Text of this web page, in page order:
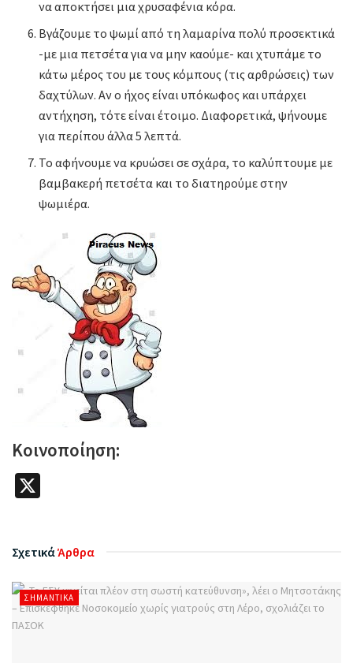
να αποκτήσει μια χρυσαφένια κόρα.
Βγάζουμε το ψωμί από τη λαμαρίνα πολύ προσεκτικά
-με μια πετσέτα για να μην καούμε- και χτυπάμε το
κάτω μέρος του με τους κόμπους (τις αρθρώσεις) των
δαχτύλων. Αν ο ήχος είναι υπόκωφος και υπάρχει
αντήχηση, τότε είναι έτοιμο. Διαφορετικά, ψήνουμε
για περίπου άλλα 5 λεπτά.
Το αφήνουμε να κρυώσει σε σχάρα, το καλύπτουμε με
βαμβακερή πετσέτα και το διατηρούμε στην
ψωμιέρα.
Κοινοποίηση:
ΣχετικάΆρθρα
ΣΗΜΑΝΤΙΚΆ